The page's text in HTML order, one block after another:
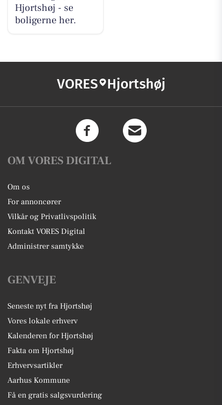
Hjortshøj - se
boligerne her.
VORES Hjortshøj
OM VORES DIGITAL
Om os
For annoncører
Vilkår og Privatlivspolitik
Kontakt VORES Digital
Administrer samtykke
GENVEJE
Seneste nyt fra Hjortshøj
Vores lokale erhverv
Kalenderen for Hjortshøj
Fakta om Hjortshøj
Erhvervsartikler
Aarhus Kommune
Få en gratis salgsvurdering